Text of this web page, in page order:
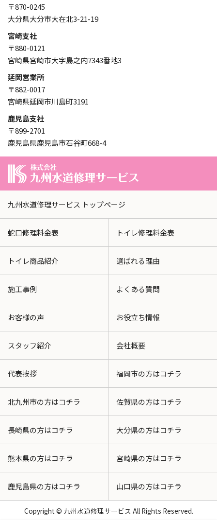
〒870-0245
大分県大分市大在北3-21-19
宮崎支社
〒880-0121
宮崎県宮崎市大字島之内7343番地3
延岡営業所
〒882-0017
宮崎県延岡市川島町3191
鹿児島支社
〒899-2701
鹿児島県鹿児島市石谷町668-4
九州水道修理サービス トップページ
蛇口修理料金表 トイレ修理料金表
トイレ商品紹介 選ばれる理由
施工事例 よくある質問
お客様の声 お役立ち情報
スタッフ紹介 会社概要
代表挨拶 福岡市の方はコチラ
北九州市の方はコチラ 佐賀県の方はコチラ
長崎県の方はコチラ 大分県の方はコチラ
熊本県の方はコチラ 宮崎県の方はコチラ
鹿児島県の方はコチラ 山口県の方はコチラ
Copyright © 九州水道修理サービス All Rights Reserved.